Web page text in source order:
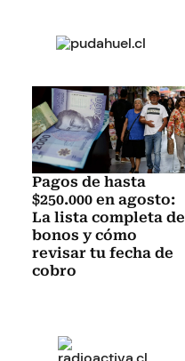
Pagos de hasta
$250.000 en agosto:
La lista completa de
bonos y cómo
revisar tu fecha de
cobro